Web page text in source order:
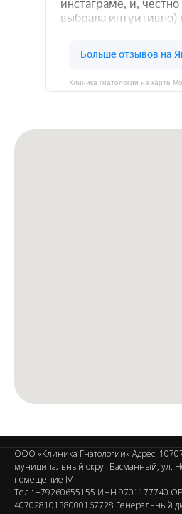
Клиника гнатологии на карте
ООО «Клиника Гнатологии» Адрес:
муниципальный округ Басманный, ул.
помещение IV
Тел.: +79260655155 ИНН 9701177740
40702810138000167728 Генеральный